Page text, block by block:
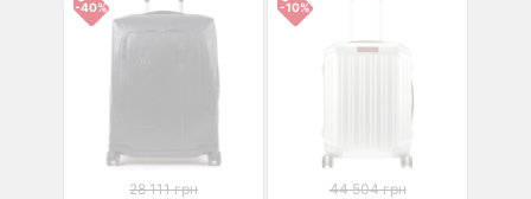
-40%
28 111 грн
-10%
44 504 грн